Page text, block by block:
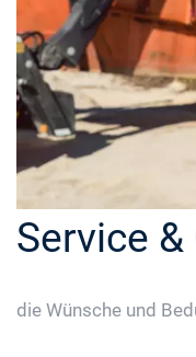
Service
die Wünsche und